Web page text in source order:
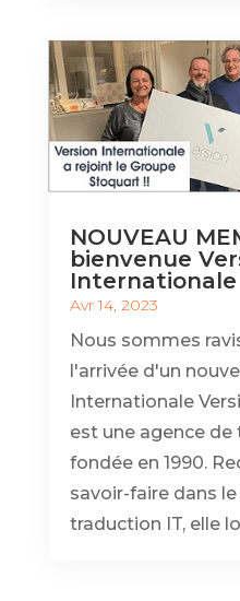
NOUVEAU
bienvenue
Internationale
Avr 14, 2023
Nous sommes
l'arrivée d'un
Internationale
est une agence
fondée en 1990.
savoir-faire dans
traduction IT, elle